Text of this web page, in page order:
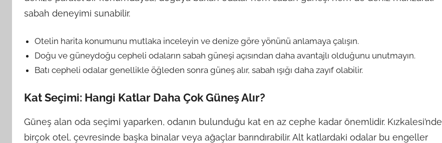
sabah deneyimi sunabilir.
Otelin harita konumunu mutlaka inceleyin ve denize göre yönünü anlamaya çalışın.
Doğu ve güneydoğu cepheli odaların sabah güneşi açısından daha avantajlı olduğunu unutmayın.
Batı cepheli odalar genellikle öğleden sonra güneş alır, sabah ışığı daha zayıf olabilir.
Kat Seçimi: Hangi Katlar Daha Çok Güneş Alır?
Güneş alan oda seçimi yaparken, odanın bulunduğu kat en az cephe kadar önemlidir. Kızkalesi’nde
birçok otel, çevresinde başka binalar veya ağaçlar barındırabilir. Alt katlardaki odalar bu engeller